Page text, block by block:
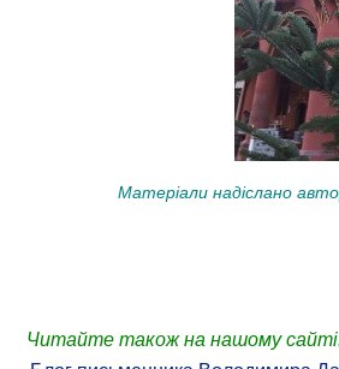
Матеріали надіслано
Читайте також на нашому